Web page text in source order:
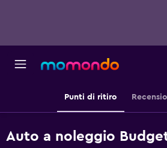
Punti di ritiro
Auto a noleggio